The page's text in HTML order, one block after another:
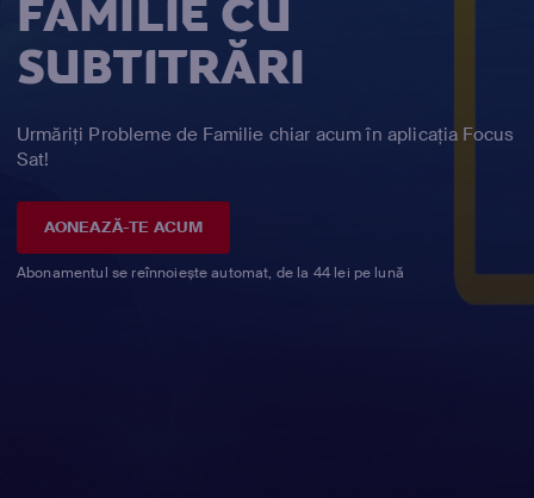
FAMILIE CU
SUBTITRĂRI
Urmăriți Probleme de Familie chiar acum în aplicația Focus
Sat!
AONEAZĂ-TE ACUM
Abonamentul se reînnoiește automat, de la 44 lei pe lună